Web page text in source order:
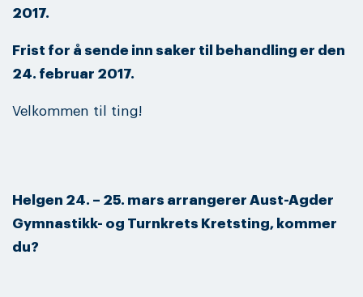
2017.
Frist for å sende inn saker til behandling er den
24. februar 2017.
Velkommen til ting!
Helgen 24. – 25. mars arrangerer Aust-Agder
Gymnastikk- og Turnkrets Kretsting, kommer
du?